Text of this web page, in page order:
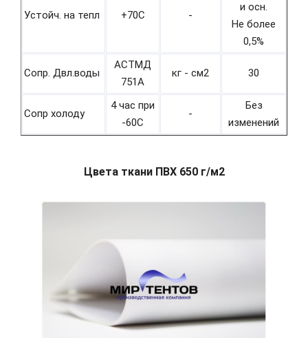
Устойч. на тепл +70С -
и осн.
Не более
0,5%
Сопр. Двл.воды
АСТМД
751А
кг - см2 30
Сопр холоду
4 час при
-60С
-
Без
изменений
Цвета ткани ПВХ 650 г/м2